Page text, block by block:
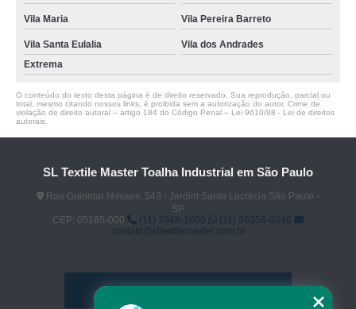
Vila Maria Vila Pereira Barreto
Vila Santa Eulalia
Vila dos Andrades
Extrema
O conteúdo do texto desta página é de direito reservado. Sua reprodução, parcial ou
total, mesmo citando nossos links, é proibida sem a autorização do autor. Crime de
violação de direito autoral – artigo 184 do Código Penal – Lei 9610/98 - Lei de direitos
autorais
SL Textile Master Toalha Industrial em São Paulo
Rua Guiomar Novaes, 543 - Jardim Santa Lucrécia São Paulo -
SP
CEP: 05185-000
(11) 3948-1600
(11) 96358-0246
contato@sltextilemaster.com.br